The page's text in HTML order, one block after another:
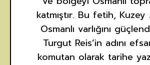
katmıştır. Bu fetih, Kuzey
Osmanlı varlığını
Turgut Reis’in adını
komutan olarak tarihe